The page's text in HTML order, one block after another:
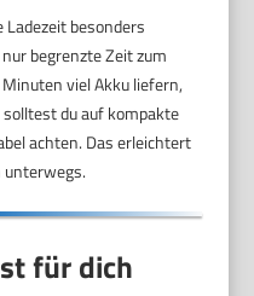
besonders
begrenzte Zeit zum
viel Akku liefern,
du auf kompakte
achten. Das erleichtert
unterwegs.
für dich